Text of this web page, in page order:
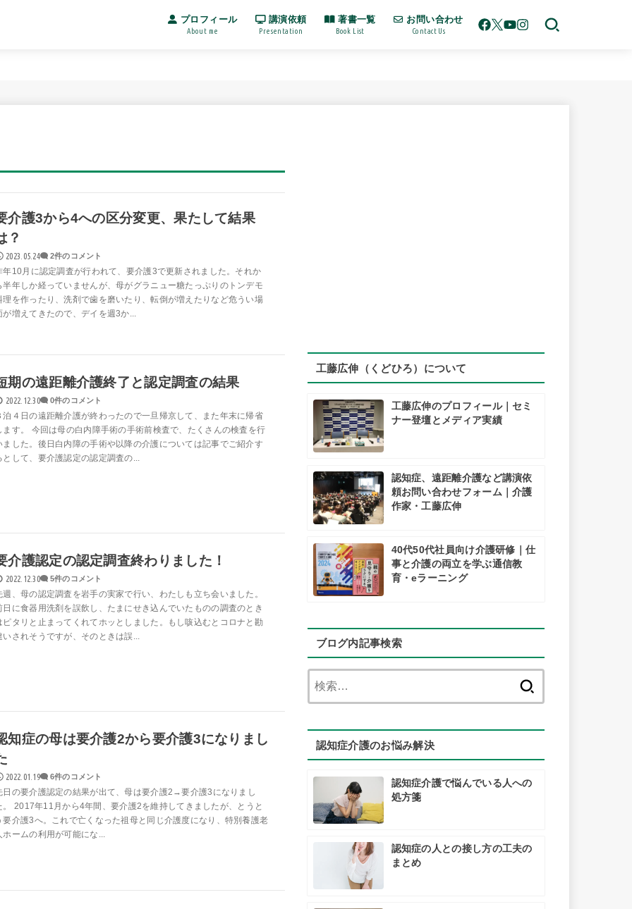
プロフィール
About me
講演依頼
Presentation
著書一覧
Book List
お問い合わせ
Contact Us
介護3から4への区分変更、果たして結果
？
2023.05.24
2件のコメント
年10月に認定調査が行われて、要介護3で更新されました。それか
半年しか経っていませんが、母がグラニュー糖たっぷりのトンデモ
理を作ったり、洗剤で歯を磨いたり、転倒が増えたりなど危うい場
が増えてきたので、デイを週3か...
期の遠距離介護終了と認定調査の結果
2022.12.30
0件のコメント
泊４日の遠距離介護が終わったので一旦帰京して、また年末に帰省
ます。 今回は母の白内障手術の手術前検査で、たくさんの検査を行
ました。後日白内障の手術や以降の介護については記事でご紹介す
として、要介護認定の認定調査の...
介護認定の認定調査終わりました！
2022.12.30
5件のコメント
週、母の認定調査を岩手の実家で行い、わたしも立ち会いました。
日に食器用洗剤を誤飲し、たまにせき込んでいたものの調査のとき
ピタリと止まってくれてホッとしました。もし咳込むとコロナと勘
いされそうですが、そのときは誤...
知症の母は要介護2から要介護3になりまし
2022.01.19
6件のコメント
日の要介護認定の結果が出て、母は要介護2→要介護3になりまし
。 2017年11月から4年間、要介護2を維持してきましたが、とうと
要介護3へ。これで亡くなった祖母と同じ介護度になり、特別養護老
ホームの利用が可能にな...
工藤広伸（くどひろ）について
工藤広伸のプロフィール｜セミ
ナー登壇とメディア実績
認知症、遠距離介護など講演依
頼お問い合わせフォーム｜介護
作家・工藤広伸
40代50代社員向け介護研修｜仕
事と介護の両立を学ぶ通信教
育・eラーニング
ブログ内記事検索
認知症介護のお悩み解決
認知症介護で悩んでいる人への
処方箋
認知症の人との接し方の工夫の
まとめ